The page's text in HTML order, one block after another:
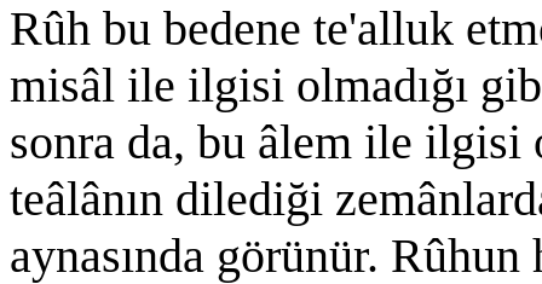
Rûh bu bedene te'alluk
misâl ile ilgisi olmadığı
sonra da, bu âlem ile
teâlânın dilediği
aynasında görünür.